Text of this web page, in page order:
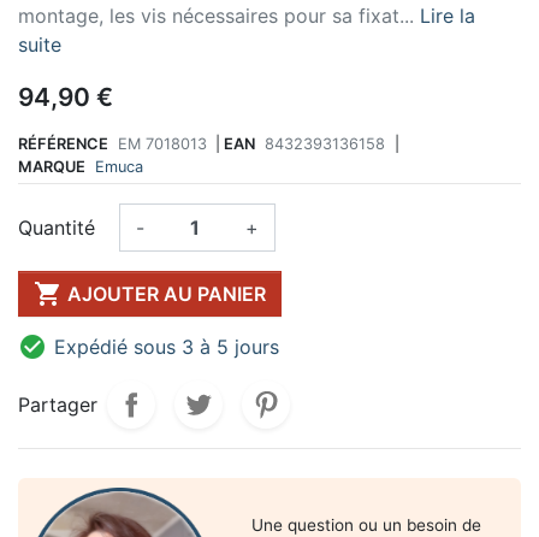
montage, les vis nécessaires pour sa fixat... Lire la
suite
94,90 €
RÉFÉRENCE EM 7018013 EAN 8432393136158
MARQUE
Emuca
Quantité - +
 AJOUTER AU PANIER
 Expédié sous 3 à 5 jours
Partager
Une question ou un besoin de